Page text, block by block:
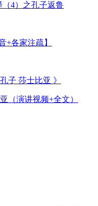
（4）之孔子返鲁
+各家注疏】
（演讲视频+全文）